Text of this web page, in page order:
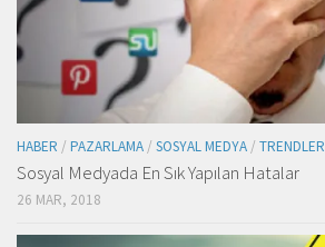
HABER / PAZARLAMA / SOSYAL MEDYA / TRENDLER
Sosyal Medyada En Sık Yapılan Hatalar
26 MAR, 2018